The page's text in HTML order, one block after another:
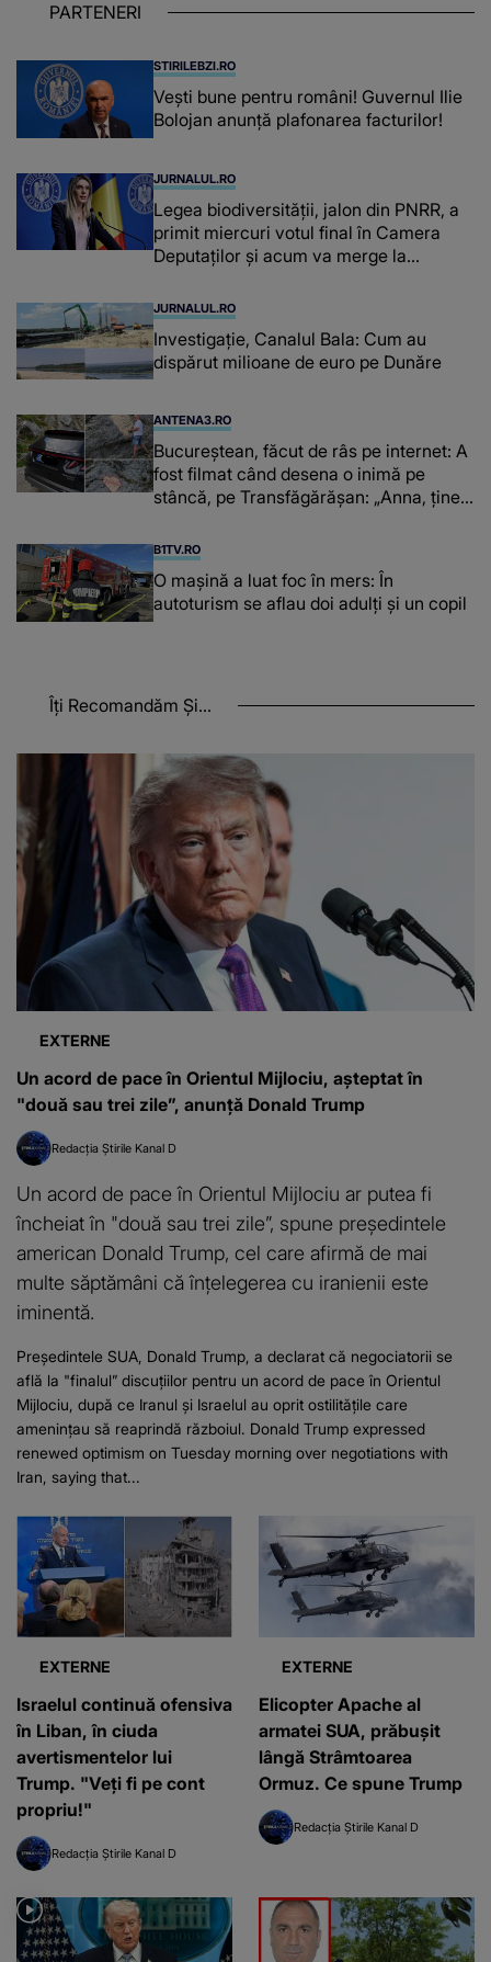
din mine și-a regăsit pacea"
PARTENERI
STIRILEBZI.RO
Vești bune pentru români! Guvernul Ilie
Bolojan anunță plafonarea facturilor!
JURNALUL.RO
Legea biodiversității, jalon din PNRR, a
primit miercuri votul final în Camera
Deputaților și acum va merge la
JURNALUL.RO
Investigație, Canalul Bala: Cum au
dispărut milioane de euro pe Dunăre
ANTENA3.RO
Bucureștean, făcut de râs pe internet: A
fost filmat când desena o inimă pe
stâncă, pe Transfăgărășan: „Anna, ține-
B1TV.RO
O maşină a luat foc în mers: În
autoturism se aflau doi adulți și un copil
Îți Recomandăm Și...
EXTERNE
Un acord de pace în Orientul Mijlociu, așteptat în
"două sau trei zile”, anunță Donald Trump
Redacția Știrile Kanal D
Un acord de pace în Orientul Mijlociu ar putea fi
încheiat în "două sau trei zile”, spune președintele
american Donald Trump, cel care afirmă de mai
multe săptămâni că înțelegerea cu iranienii este
iminentă.
Președintele SUA, Donald Trump, a declarat că negociatorii se
află la "finalul” discuțiilor pentru un acord de pace în Orientul
Mijlociu, după ce Iranul și Israelul au oprit ostilitățile care
amenințau să reaprindă războiul. Donald Trump expressed
renewed optimism on Tuesday morning over negotiations with
Iran, saying that...
EXTERNE
Israelul continuă ofensiva
în Liban, în ciuda
avertismentelor lui
Trump. "Veți fi pe cont
propriu!"
Redacția Știrile Kanal D
EXTERNE
Elicopter Apache al
armatei SUA, prăbușit
lângă Strâmtoarea
Ormuz. Ce spune Trump
Redacția Știrile Kanal D